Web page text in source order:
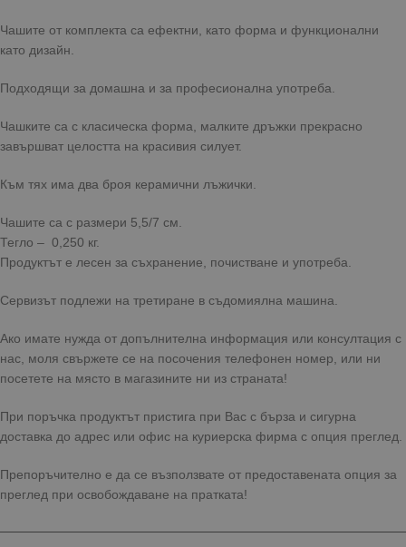
Чашите от комплекта са ефектни, като форма и функционални
като дизайн.
Подходящи за домашна и за професионална употреба.
Чашките са с класическа форма, малките дръжки прекрасно
завършват целостта на красивия силует.
Към тях има два броя керамични лъжички.
Чашите са с размери 5,5/7 см.
Тегло – 0,250 кг.
Продуктът е лесен за съхранение, почистване и употреба.
Сервизът подлежи на третиране в съдомиялна машина.
Ако имате нужда от допълнителна информация или консултация с
нас, моля свържете се на посочения телефонен номер, или ни
посетете на място в магазините ни из страната!
При поръчка продуктът пристига при Вас с бърза и сигурна
доставка до адрес или офис на куриерска фирма с опция преглед.
Препоръчително е да се възползвате от предоставената опция за
преглед при освобождаване на пратката!